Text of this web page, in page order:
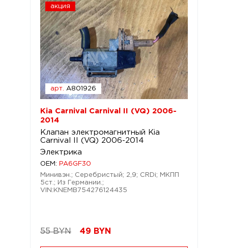
акция
арт. A801926
Kia Carnival Carnival II (VQ) 2006-
2014
Клапан электромагнитный Kia
Carnival II (VQ) 2006-2014
Электрика
OEM:
PA6GF30
Минивэн.; Серебристый; 2,9; CRDi; МКПП
5ст.; Из Германии.;
VIN:KNEMB754276124435
55 BYN 49 BYN